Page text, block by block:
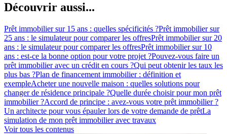
Découvrir aussi...
Prêt immobilier sur 15 ans : quelles spécificités ?Prêt immobilier sur
25 ans : le simulateur pour comparer les offresPrêt immobilier sur 20
ans : le simulateur pour comparer les offresPrêt immobilier sur 10
ans : est-ce la bonne option pour votre projet ?Pouvez-vous faire un
prêt immobilier avec un crédit en cours ?Qui peut obtenir les taux les
plus bas ?Plan de financement immobilier : définition et
exempleAcheter une nouvelle maison : quelles solutions pour
changer de résidence principale ?Quelle durée choisir pour mon prêt
immobilier ?Accord de principe : avez-vous votre prêt immobilier ?
Un architecte pour vous épauler lors de votre demande de prêtLa
simulation de mon prêt immobilier avec travaux
Voir tous les contenus